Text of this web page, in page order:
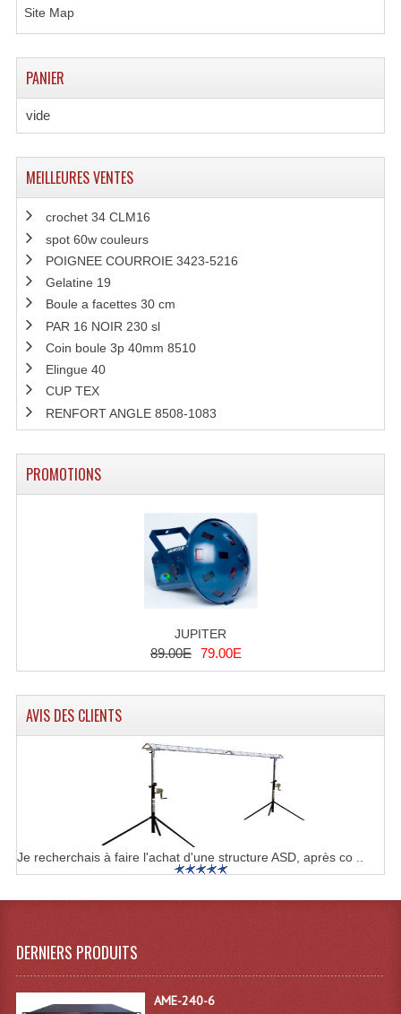
Haut Parleurs Sono
Filtres Passifs
Haut-Parleurs Amplis Guitare
Tweeters Pour Enceintes
Lecteurs Audio & Sources
Lecteurs Cd À Plats
Lecteurs Cd À Plats Lecteur MP3
Lecteurs Double Cd Mixage Intégrée
Lecteurs Double Cd MP3
Lecteurs Lasers Simple Et Mp3 (rack 19")
Minidisc
Digital Package Et Logiciel
Platines Cassettes
Limiteur De Niveau Sonore
Microphones Scène Et Studio
Microphones Filaires
Micro Sans Fil HF VHF 200MHZ
Micros De Studio
Microphones De Surface
Site Map
PANIER
vide
MEILLEURES VENTES
crochet 34 CLM16
spot 60w couleurs
POIGNEE COURROIE 3423-5216
Gelatine 19
Boule a facettes 30 cm
PAR 16 NOIR 230 sl
Coin boule 3p 40mm 8510
Elingue 40
CUP TEX
RENFORT ANGLE 8508-1083
PROMOTIONS
JUPITER
89.00E 79.00E
AVIS DES CLIENTS
Je recherchais à faire l'achat d'une structure ASD, après co ..
DERNIERS PRODUITS
AME-240-6